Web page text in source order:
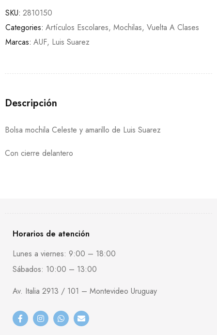
SKU: 2810150
Categories: Artículos Escolares, Mochilas, Vuelta A Clases
Marcas: AUF, Luis Suarez
Descripción
Bolsa mochila Celeste y amarillo de Luis Suarez
Con cierre delantero
Horarios de atención
Lunes a viernes: 9:00 – 18:00
Sábados: 10:00 – 13:00
Av. Italia 2913 / 101 – Montevideo Uruguay